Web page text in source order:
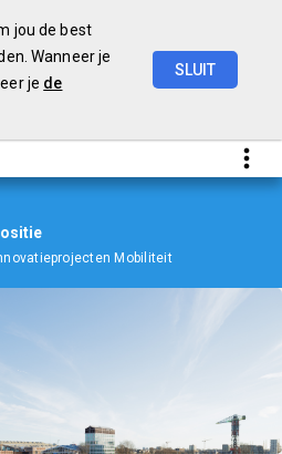
jou de best
Wanneer je
je de
SLUIT
Mobiliteit